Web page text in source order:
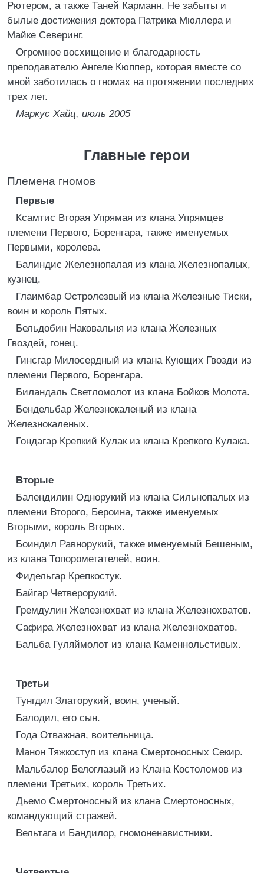
Рютером, а также Таней Карманн. Не забыты и
былые достижения доктора Патрика Мюллера и
Майке Северинг.
Огромное восхищение и благодарность
преподавателю Ангеле Кюппер, которая вместе со
мной заботилась о гномах на протяжении последних
трех лет.
Маркус Хайц, июль 2005
Главные герои
Племена гномов
Первые
Ксамтис Вторая Упрямая из клана Упрямцев
племени Первого, Боренгара, также именуемых
Первыми, королева.
Балиндис Железнопалая из клана Железнопалых,
кузнец.
Глаимбар Остролезвый из клана Железные Тиски,
воин и король Пятых.
Бельдобин Наковальня из клана Железных
Гвоздей, гонец.
Гинсгар Милосердный из клана Кующих Гвозди из
племени Первого, Боренгара.
Биландаль Светломолот из клана Бойков Молота.
Бендельбар Железнокаленый из клана
Железнокаленых.
Гондагар Крепкий Кулак из клана Крепкого Кулака.
Вторые
Балендилин Однорукий из клана Сильнопалых из
племени Второго, Бероина, также именуемых
Вторыми, король Вторых.
Боиндил Равнорукий, также именуемый Бешеным,
из клана Топорометателей, воин.
Фидельгар Крепкостук.
Байгар Четверорукий.
Гремдулин Железнохват из клана Железнохватов.
Сафира Железнохват из клана Железнохватов.
Бальба Гуляймолот из клана Каменнольстивых.
Третьи
Тунгдил Златорукий, воин, ученый.
Балодил, его сын.
Года Отважная, воительница.
Манон Тяжкоступ из клана Смертоносных Секир.
Мальбалор Белоглазый из Клана Костоломов из
племени Третьих, король Третьих.
Дьемо Смертоносный из клана Смертоносных,
командующий стражей.
Вельтага и Бандилор, гномоненавистники.